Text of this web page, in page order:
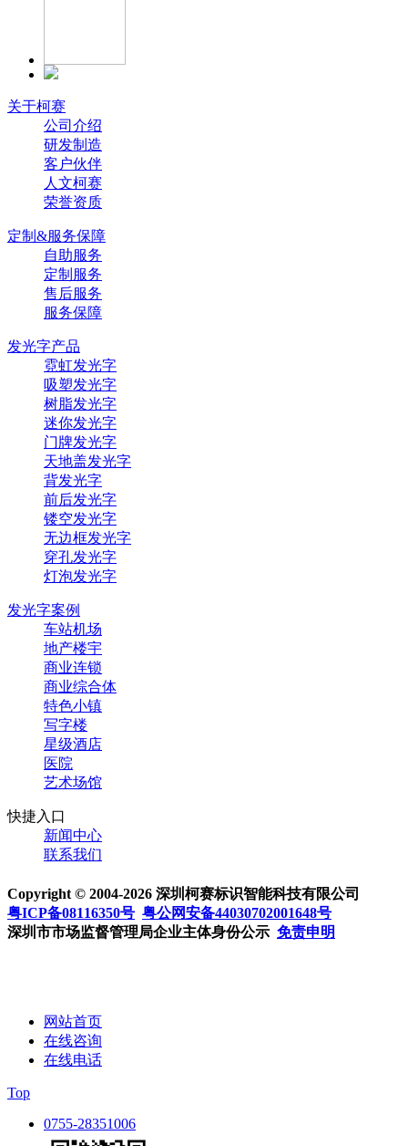
关于柯赛
公司介绍
研发制造
客户伙伴
人文柯赛
荣誉资质
定制&服务保障
自助服务
定制服务
售后服务
服务保障
发光字产品
霓虹发光字
吸塑发光字
树脂发光字
迷你发光字
门牌发光字
天地盖发光字
背发光字
前后发光字
镂空发光字
无边框发光字
穿孔发光字
灯泡发光字
发光字案例
车站机场
地产楼宇
商业连锁
商业综合体
特色小镇
写字楼
星级酒店
医院
艺术场馆
快捷入口
新闻中心
联系我们
Copyright © 2004-2026 深圳柯赛标识智能科技有限公司
粤ICP备08116350号 粤公网安备44030702001648号
深圳市市场监督管理局企业主体身份公示 免责申明
网站首页
在线咨询
在线电话
Top
0755-28351006